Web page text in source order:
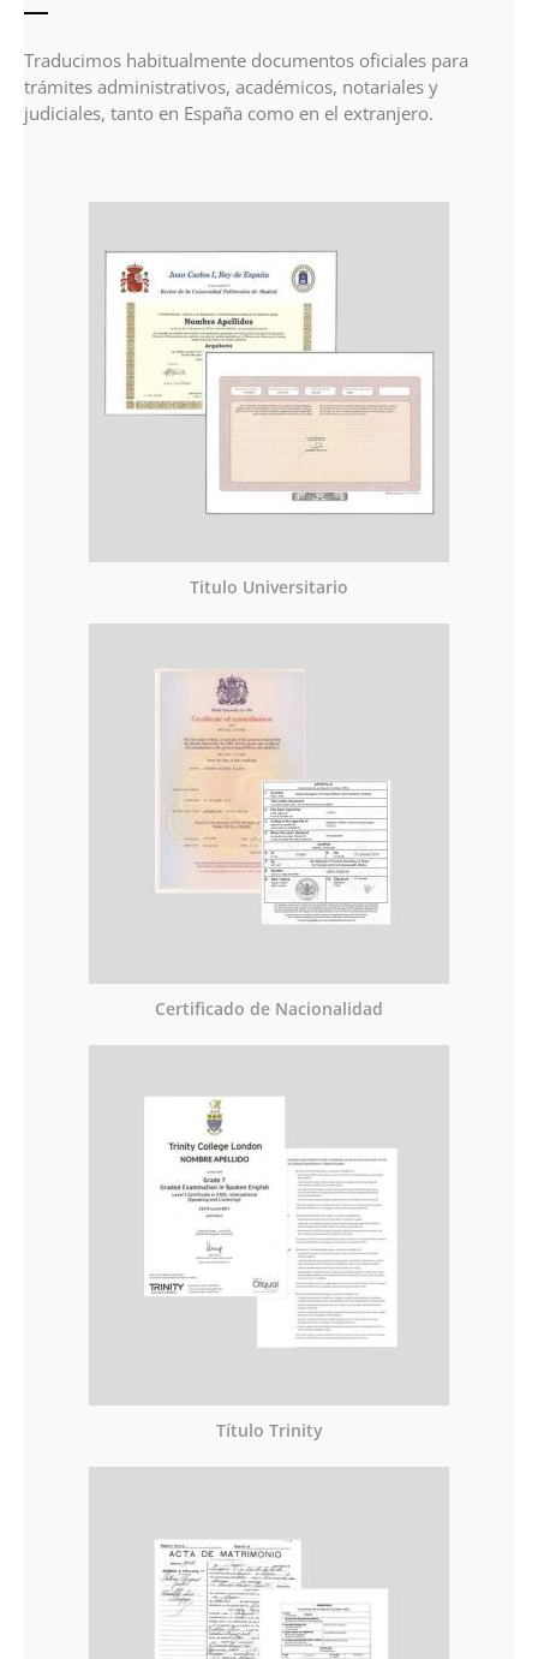
Traducimos habitualmente documentos oficiales para
trámites administrativos, académicos, notariales y
judiciales, tanto en España como en el extranjero.
Titulo Universitario
Certificado de Nacionalidad
Título Trinity